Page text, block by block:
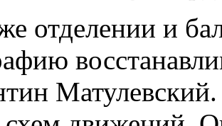
отделении и